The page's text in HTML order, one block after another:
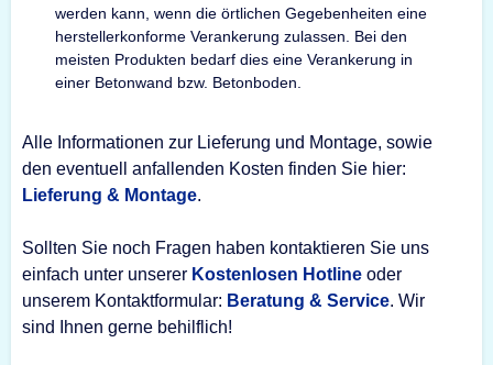
werden kann, wenn die örtlichen Gegebenheiten eine
herstellerkonforme Verankerung zulassen. Bei den
meisten Produkten bedarf dies eine Verankerung in
einer Betonwand bzw. Betonboden.
Alle Informationen zur Lieferung und Montage, sowie
den eventuell anfallenden Kosten finden Sie hier:
Lieferung & Montage.
Sollten Sie noch Fragen haben kontaktieren Sie uns
einfach unter unserer Kostenlosen Hotline oder
unserem Kontaktformular: Beratung & Service. Wir
sind Ihnen gerne behilflich!